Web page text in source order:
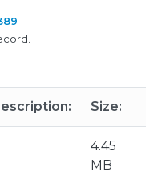
Size:
4.45
MB